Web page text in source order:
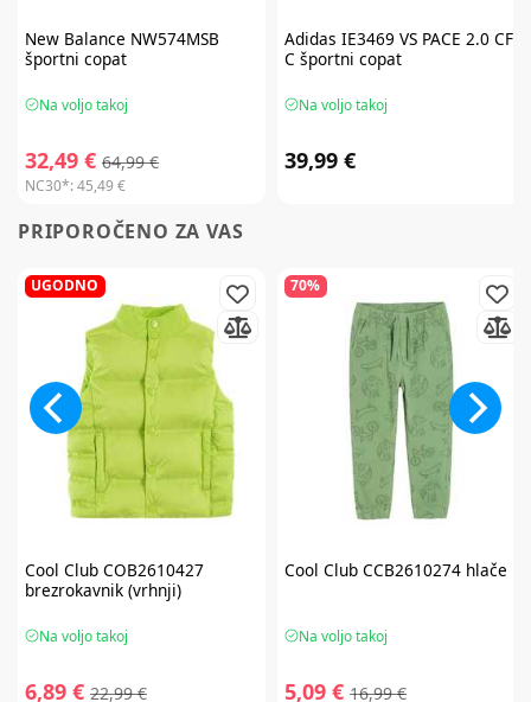
New Balance NW574MSB
športni copat
Na voljo takoj
32,49 € 64,99 €
NC30*:45,49 €
Adidas IE3469 VS PACE 2.0 CF
C športni copat
Na voljo takoj
39,99 €
PRIPOROČENO ZA VAS
UGODNO
Cool ClubCOB2610427
brezrokavnik (vrhnji)
Na voljo takoj
6,89 € 22,99 €
70%
Cool ClubCCB2610274 hlače
Na voljo takoj
5,09 € 16,99 €